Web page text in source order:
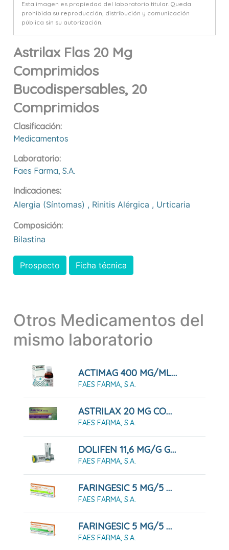
Esta imagen es propiedad del laboratorio titular. Queda
prohibida su reproducción, distribución y comunicación
pública sin su autorización.
Astrilax Flas 20 Mg
Comprimidos
Bucodispersables, 20
Comprimidos
Clasificación:
Medicamentos
Laboratorio:
Faes Farma, S.a.
Indicaciones:
Alergia (síntomas) , Rinitis Alérgica , Urticaria
Composición:
Bilastina
Prospecto Ficha técnica
Otros Medicamentos del
mismo laboratorio
ACTIMAG 400 MG/ML SOLUCIÓN 100 ML
FAES FARMA, S.A.
ASTRILAX 20 MG COMPRIMIDOS, 20 COMPRIMIDOS
FAES FARMA, S.A.
DOLIFEN 11,6 MG/G GEL 60 G
FAES FARMA, S.A.
FARINGESIC 5 MG/5 MG COMPRIMIDOS PARA CHUPAR SABOR LIMÓN, 20 COMPRIMIDOS
FAES FARMA, S.A.
FARINGESIC 5 MG/5 MG COMPRIMIDOS PARA CHUPAR SABOR MENTA, 20 COMPRIMIDOS
FAES FARMA, S.A.